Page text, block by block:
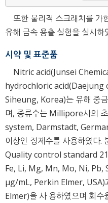
또한 물리적 스크래치를 가
유해 금속 용출 실험을 실시하
시약 및 표준품
Nitric acid(Junsei
hydrochloric acid(Daejung
Siheung, Korea)는 유해 중
며, 증류수는 Millipore사의
system, Darmstadt,
이상인 정제수를 사용하였다.
Quality control standard
Fe, Li, Mg, Mn, Mo, Ni, Pb,
μg/mL, Perkin Elmer,
Elmer)을 사 용하였으며 회수